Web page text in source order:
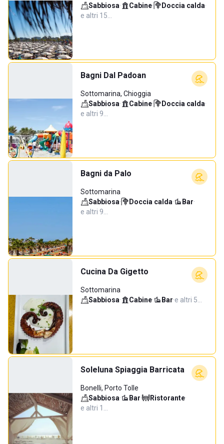
Sabbiosa· Cabine· Doccia calda·
e altri 15…
Bagni Dal Padoan
Sottomarina, Chioggia
Sabbiosa· Cabine· Doccia calda·
e altri 9…
Bagni da Palo
Sottomarina
Sabbiosa· Doccia calda· Bar·
e altri 9…
Cucina Da Gigetto
Sottomarina
Sabbiosa· Cabine· Bar·e altri 5…
Soleluna Spiaggia Barricata
Bonelli, Porto Tolle
Sabbiosa· Bar· Ristorante·
e altri 1…